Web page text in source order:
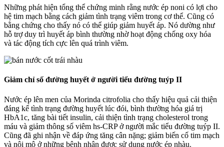
Những phát hiện tổng thể chứng minh rằng nước ép noni có lợi cho
hệ tim mạch bằng cách giảm tình trạng viêm trong cơ thể. Cũng có
bằng chứng cho thấy nó có thể giúp giảm huyết áp. Nó dường như
hỗ trợ duy trì huyết áp bình thường nhờ hoạt động chống oxy hóa
và tác động tích cực lên quá trình viêm.
Giảm chỉ số đường huyết ở người tiểu đường tuýp II
Nước ép lên men của Morinda citrofolia cho thấy hiệu quả cải thiện
đáng kể tình trạng đường huyết lúc đói, bình thường hóa giá trị
HbA1c, tăng bài tiết insulin, cải thiện tình trạng cholesterol trong
máu và giảm thông số viêm hs-CRP ở người mắc tiểu đường tuýp II.
Cũng đã ghi nhận về đáp ứng tăng cân nặng; giảm biến cố tim mạch
và nội mô ở những bệnh nhân được sử dụng nước ép nhàu.